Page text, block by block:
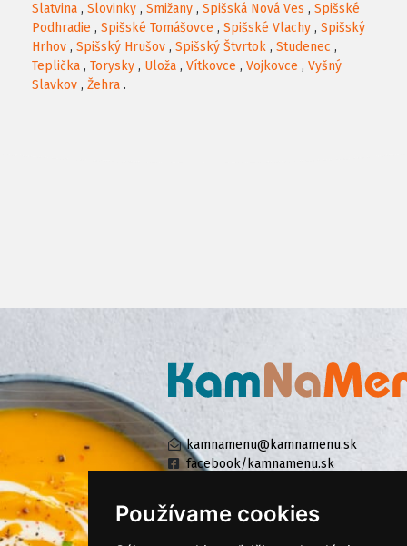
Používame cookies
Slatvina , Slovinky , Smižany , Spišská Nová Ves , Spišské
Podhradie , Spišské Tomášovce , Spišské Vlachy , Spišský
Hrhov , Spišský Hrušov , Spišský Štvrtok , Studenec ,
Teplička , Torysky , Uloža , Vítkovce , Vojkovce , Vyšný
Slavkov , Žehra .
kamnamenu@kamnamenu.sk
facebook/kamnamenu.sk